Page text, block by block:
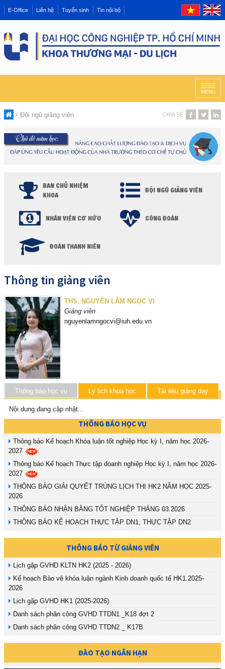
E-Office Liên hệ Tuyển sinh Tin nội bộ
MENU
Đội ngũ giảng viên CHIA SẺ
BAN CHỦ NHIỆM
KHOA
ĐỘI NGŨ GIẢNG VIÊN
NHÂN VIÊN CƠ HỮU CÔNG ĐOÀN
ĐOÀN THANH NIÊN
Thông tin giảng viên
THS. NGUYỄN LÂM NGỌC VI
Giảng viên
nguyenlamngocvi@iuh.edu.vn
Thông báo học vụ Lý lịch khoa học Tài liệu giảng dạy
Nội dung đang cập nhật...
THÔNG BÁO HỌC VỤ
Thông báo Kế hoạch Khóa luận tốt nghiệp Học kỳ I, năm học 2026-
2027
Thông báo Kế hoạch Thực tập doanh nghiệp Học kỳ I, năm học 2026-
2027
THÔNG BÁO GIẢI QUYẾT TRÙNG LỊCH THI HK2 NĂM HỌC 2025-
2026
THÔNG BÁO NHẬN BẰNG TỐT NGHIỆP THÁNG 03.2026
THÔNG BÁO KẾ HOẠCH THỰC TẬP DN1, THỰC TẬP DN2
THÔNG BÁO TỪ GIẢNG VIÊN
Lịch gặp GVHD KLTN HK2 (2025 - 2026)
Kế hoạch Bảo vệ khóa luận ngành Kinh doanh quốc tế HK1.2025-
2026
Lịch gặp GVHD HK1 (2025-2026)
Danh sách phân công GVHD TTDN1 _K18 đợt 2
Danh sách phân công GVHD TTDN2 _ K17B
ĐÀO TẠO NGẮN HẠN